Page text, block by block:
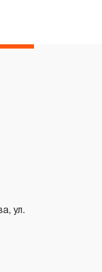
инструмента,
отверток с
обязательств в
включая
«ограниченной
в ДВЕНАДЦАТЬ
ул.